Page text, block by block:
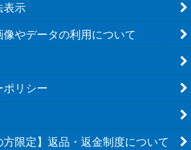
表示
像やデータの利用について
ポリシー
方限定】返品・返金制度について